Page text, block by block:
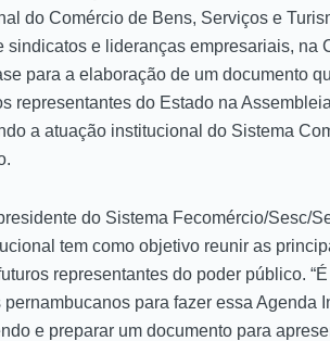
do Comércio de Bens, Serviços e
sindicatos e lideranças empresariais, na
para a elaboração de um documento
representantes do Estado na
a atuação institucional do Sistema
do Sistema Fecomércio/Sesc/
tem como objetivo reunir as
representantes do poder público.
para fazer essa Agenda
e preparar um documento para